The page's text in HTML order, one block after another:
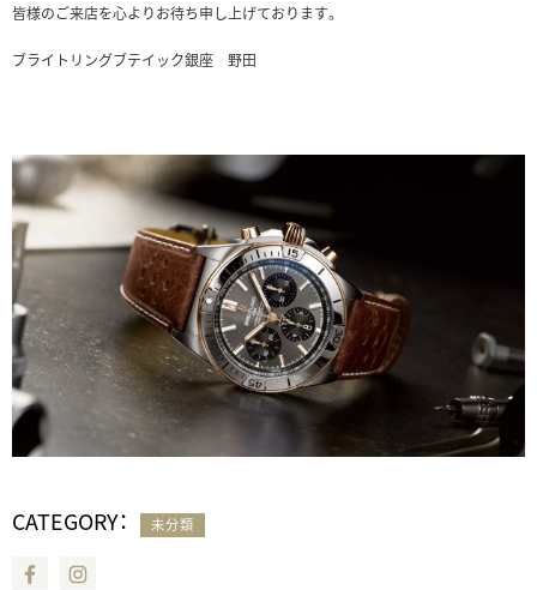
皆様のご来店を心よりお待ち申し上げております。
ブライトリングブテイック銀座 野田
CATEGORY： 未分類
Facebook